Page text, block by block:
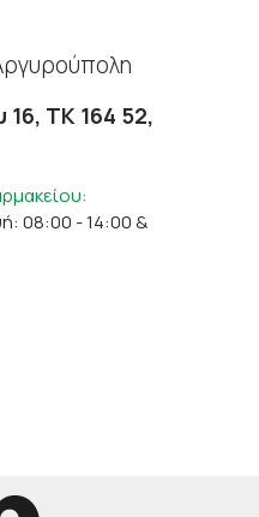
ΤΚ 164 52,
08:00 - 14:00 &